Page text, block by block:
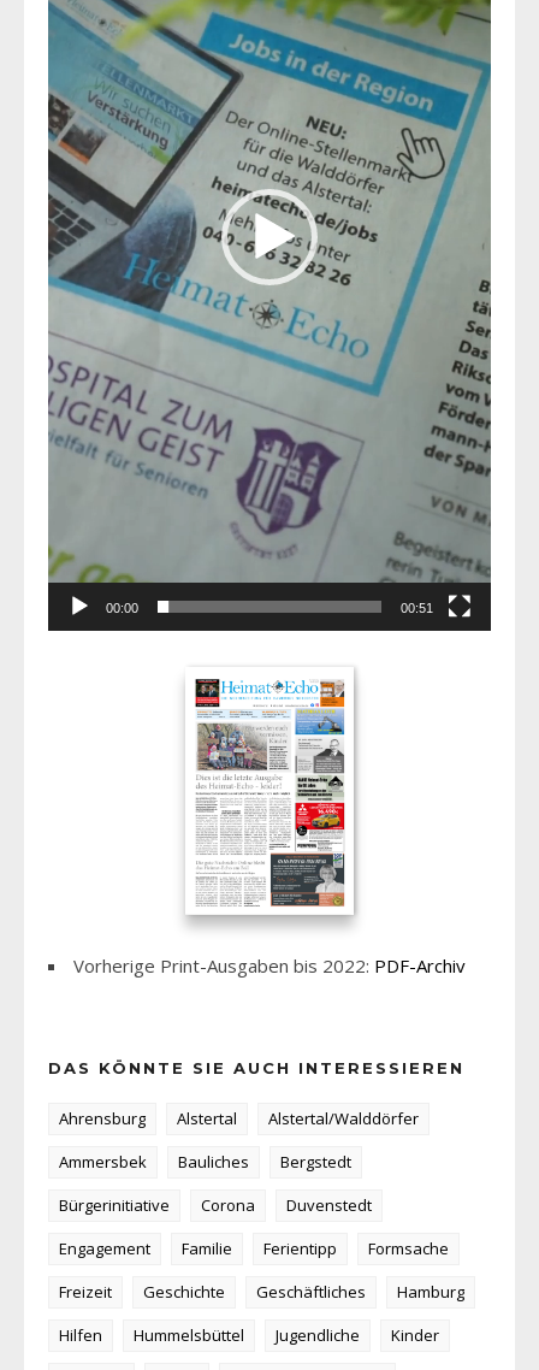
00:00 00:51
Vorherige Print-Ausgaben bis 2022: PDF-Archiv
DAS KÖNNTE SIE AUCH INTERESSIEREN
Ahrensburg Alstertal
Alstertal/Walddörfer
Ammersbek
Bauliches
Bergstedt
Bürgerinitiative
Corona
Duvenstedt
Engagement
Familie Ferientipp
Formsache
Freizeit
Geschichte Geschäftliches
Hamburg
Hilfen
Hummelsbüttel Jugendliche
Kinder